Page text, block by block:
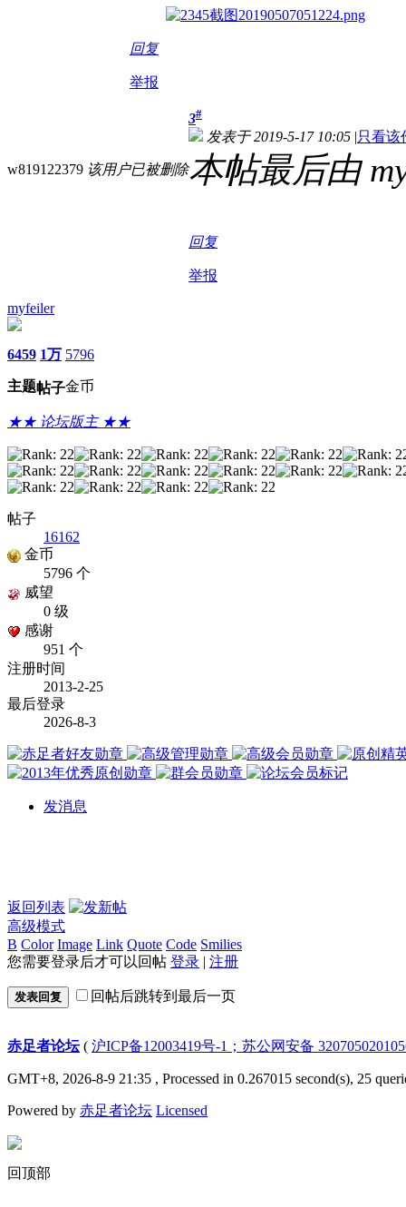
回复
举报
w819122379 该用户已被删除
3#
发表于 2019-5-17 10:05 |只看该
本帖最后由
回复
举报
myfeiler
6459
主题
1万
帖子
5796
金币
★★ 论坛版主 ★★
帖子
16162
金币
5796 个
威望
0 级
感谢
951 个
注册时间
2013-2-25
最后登录
2026-8-3
发消息
返回列表
高级模式
B Color Image Link Quote Code Smilies
您需要登录后才可以回帖 登录 | 注册
发表回复 回帖后跳转到最后一页
赤足者论坛( 沪ICP备12003419号-1；苏公网安备
GMT+8, 2026-8-9 21:35 , Processed in 0.267015 second(s), 25
Powered by 赤足者论坛 Licensed
回顶部